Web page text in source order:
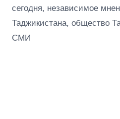
сегодня, независимое
Таджикистана, общество
СМИ